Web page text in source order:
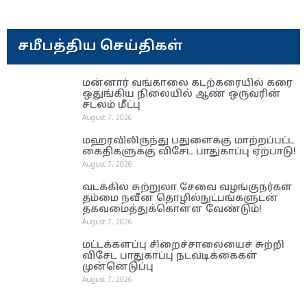
சமீபத்திய செய்திகள்
மன்னார் வங்காலை கடற்கரையில் கரை
ஒதுங்கிய நிலையில் ஆண் ஒருவரின்
சடலம் மீட்பு
August 7, 2026
மஹரவிலிருந்து பதுளைக்கு மாற்றப்பட்ட
கைதிகளுக்கு விசேட பாதுகாப்பு ஏற்பாடு!
August 7, 2026
வடக்கில் சுற்றுலா சேவை வழங்குநர்கள்
தம்மை நவீன தொழில்நுட்பங்களுடன்
தகவமைத்துக்கொள்ள வேண்டும்!
August 7, 2026
மட்டக்களப்பு சிறைச்சாலையைச் சுற்றி
விசேட பாதுகாப்பு நடவடிக்கைகள்
முன்னெடுப்பு
August 7, 2026